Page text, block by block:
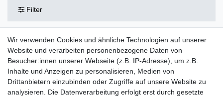
Filter
Lieferzeit etwa 1 bis 3 Werktage
Versand mit DHL
14 Tage Rückgaberecht
Wir verwenden Cookies und ähnliche Technologien auf unserer
Website und verarbeiten personenbezogene Daten von
Besucher:innen unserer Webseite (z.B. IP-Adresse), um z.B.
Inhalte und Anzeigen zu personalisieren, Medien von
Drittanbietern einzubinden oder Zugriffe auf unsere Website zu
analysieren. Die Datenverarbeitung erfolgt erst durch gesetzte